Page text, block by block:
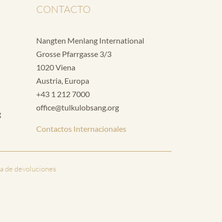
CONTACTO
Nangten Menlang International
Grosse Pfarrgasse 3/3
1020 Viena
Austria, Europa
+43 1 212 7000
office@tulkulobsang.org
Contactos Internacionales
de devoluciones